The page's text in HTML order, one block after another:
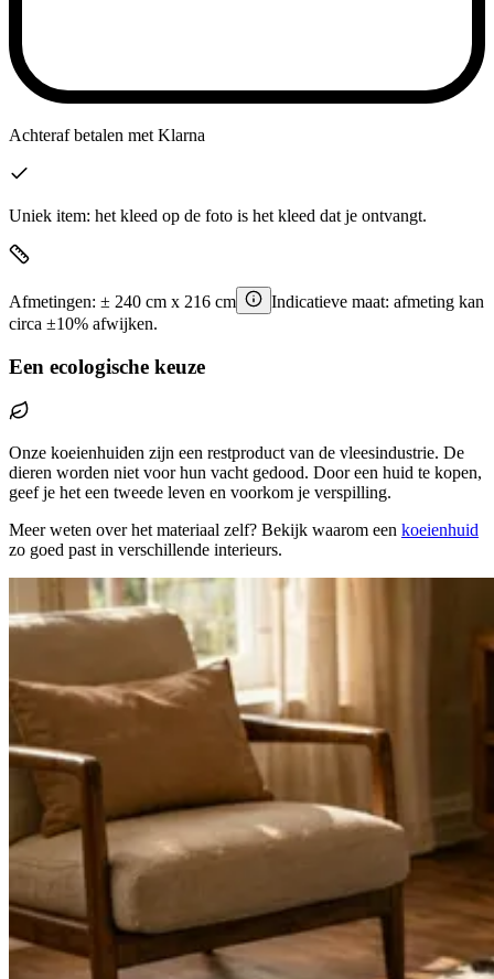
Achteraf betalen met Klarna
Uniek item: het kleed op de foto is het kleed dat je ontvangt.
Afmetingen: ± 240 cm x 216 cm
Indicatieve maat: afmeting kan
circa ±10% afwijken.
Een ecologische keuze
Onze koeienhuiden zijn een restproduct van de vleesindustrie. De
dieren worden niet voor hun vacht gedood. Door een huid te kopen,
geef je het een tweede leven en voorkom je verspilling.
Meer weten over het materiaal zelf? Bekijk waarom een koeienhuid
zo goed past in verschillende interieurs.